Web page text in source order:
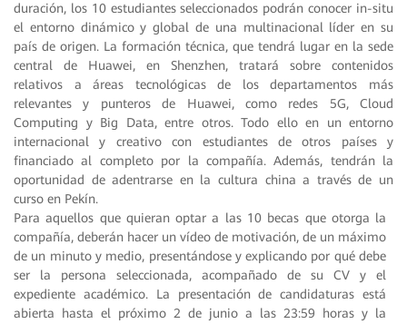
duración, los 10 estudiantes seleccionados podrán conocer in-situ
el entorno dinámico y global de una multinacional líder en su
país de origen. La formación técnica, que tendrá lugar en la sede
central de Huawei, en Shenzhen, tratará sobre contenidos
relativos a áreas tecnológicas de los departamentos más
relevantes y punteros de Huawei, como redes 5G, Cloud
Computing y Big Data, entre otros. Todo ello en un entorno
internacional y creativo con estudiantes de otros países y
financiado al completo por la compañía. Además, tendrán la
oportunidad de adentrarse en la cultura china a través de un
curso en Pekín.
Para aquellos que quieran optar a las 10 becas que otorga la
compañía, deberán hacer un vídeo de motivación, de un máximo
de un minuto y medio, presentándose y explicando por qué debe
ser la persona seleccionada, acompañado de su CV y el
expediente académico. La presentación de candidaturas está
abierta hasta el próximo 2 de junio a las 23:59 horas y la